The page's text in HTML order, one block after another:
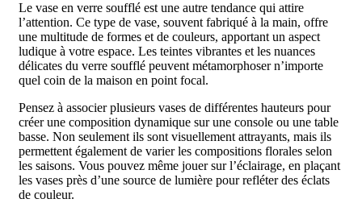
Le vase en verre soufflé est une autre tendance qui attire
l’attention. Ce type de vase, souvent fabriqué à la main, offre
une multitude de formes et de couleurs, apportant un aspect
ludique à votre espace. Les teintes vibrantes et les nuances
délicates du verre soufflé peuvent métamorphoser n’importe
quel coin de la maison en point focal.
Pensez à associer plusieurs vases de différentes hauteurs pour
créer une composition dynamique sur une console ou une table
basse. Non seulement ils sont visuellement attrayants, mais ils
permettent également de varier les compositions florales selon
les saisons. Vous pouvez même jouer sur l’éclairage, en plaçant
les vases près d’une source de lumière pour refléter des éclats
de couleur.